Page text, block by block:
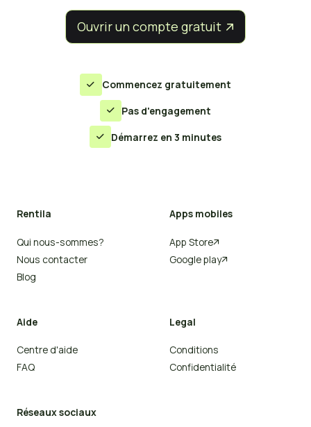
Ouvrir un compte gratuit 
 Commencez gratuitement
 Pas d'engagement
 Démarrez en 3 minutes
Rentila
Qui nous-sommes?
Nous contacter
Blog
Apps mobiles
App Store
Google play
Aide
Centre d'aide
FAQ
Legal
Conditions
Confidentialité
Réseaux sociaux